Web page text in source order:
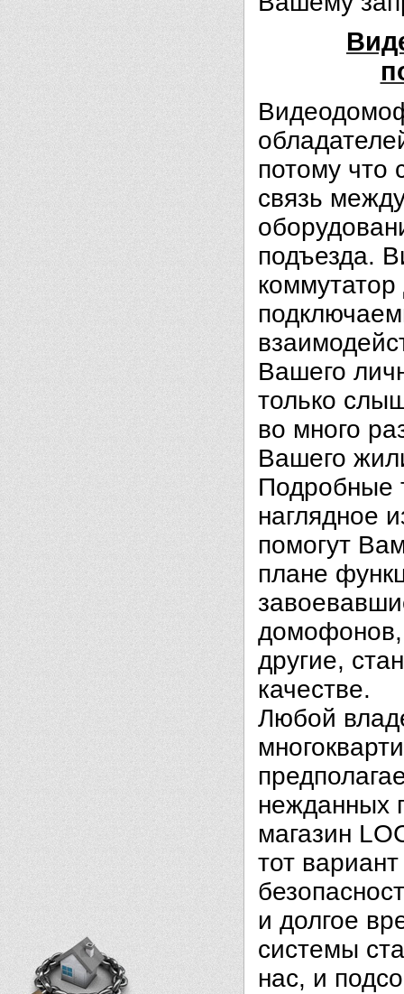
потому что
связь
подъезда.
коммутатор
Вашего
только
во много
Вашего
Подробные
наглядное
помогут
плане
другие,
качестве.
Любой
нежданных
магазин
тот
и долгое
системы
нас, и